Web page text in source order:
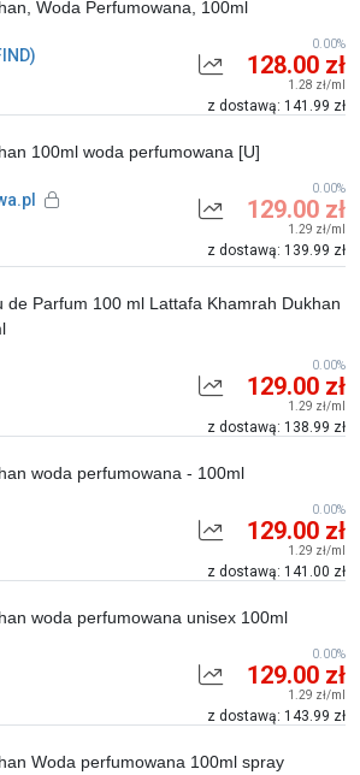
Woda Perfumowana, 100ml
128.00 zł
1.28 zł/ml
z dostawą: 141.99 zł
0.00%
100ml woda perfumowana [U]
129.00 zł
1.29 zł/ml
z dostawą: 139.99 zł
0.00%
de Parfum 100 ml Lattafa Khamrah Dukhan
129.00 zł
1.29 zł/ml
z dostawą: 138.99 zł
0.00%
woda perfumowana - 100ml
129.00 zł
1.29 zł/ml
z dostawą: 141.00 zł
0.00%
woda perfumowana unisex 100ml
129.00 zł
1.29 zł/ml
z dostawą: 143.99 zł
0.00%
Woda perfumowana 100ml spray